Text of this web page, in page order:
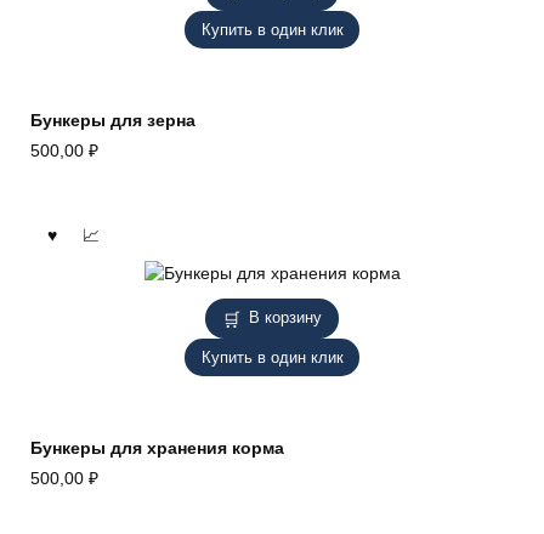
Купить в один клик
Бункеры для зерна
500,00 ₽
В корзину
Купить в один клик
Бункеры для хранения корма
500,00 ₽